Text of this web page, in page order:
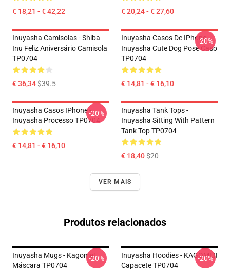
€ 18,21 - € 42,22 € 20,24 - € 27,60
Inuyasha Camisolas - Shiba
Inu Feliz Aniversário Camisola
TP0704
€ 36,34$39.5
Inuyasha Casos De IPhone -
Inuyasha Cute Dog Pose Caso
TP0704
€ 14,81 - € 16,10
-20%
Inuyasha Casos IPhone -
Inuyasha Processo TP0704
€ 14,81 - € 16,10
-20%
Inuyasha Tank Tops -
Inuyasha Sitting With Pattern
Tank Top TP0704
€ 18,40$20
VER MAIS
Produtos relacionados
Inuyasha Mugs - Kagome!
Máscara TP0704
-20%
Inuyasha Hoodies - KAGOME!!
Capacete TP0704
-20%